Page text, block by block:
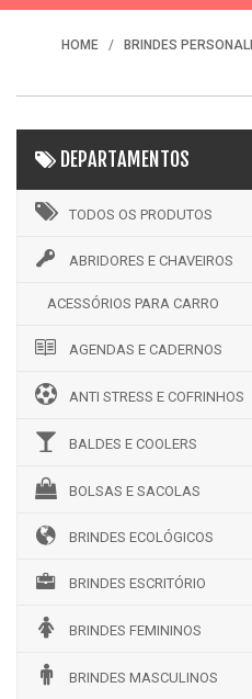
HOME BRINDES
DEPARTAMENTOS
TODOS OS PRODUTOS
ABRIDORES E CHAVEIROS
ACESSÓRIOS PARA CARRO
AGENDAS E CADERNOS
ANTI STRESS E COFRINHOS
BALDES E COOLERS
BOLSAS E SACOLAS
BRINDES ECOLÓGICOS
BRINDES ESCRITÓRIO
BRINDES FEMININOS
BRINDES MASCULINOS